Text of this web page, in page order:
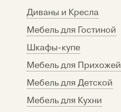
Диваны и Кресла
Мебель для Гостиной
Шкафы-купе
Мебель для Прихожей
Мебель для Детской
Мебель для Кухни